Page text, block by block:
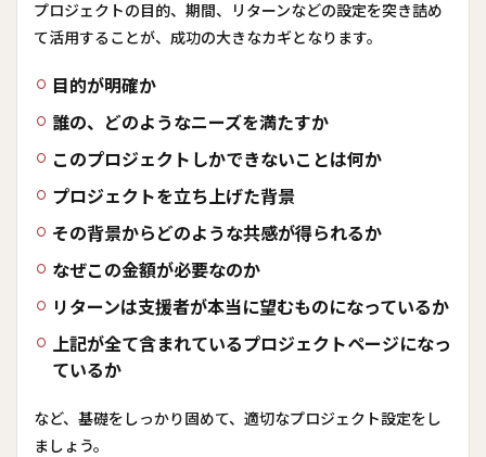
プロジェクトの目的、期間、リターンなどの設定を突き詰め
て活用することが、成功の大きなカギとなります。
目的が明確か
誰の、どのようなニーズを満たすか
このプロジェクトしかできないことは何か
プロジェクトを立ち上げた背景
その背景からどのような共感が得られるか
なぜこの金額が必要なのか
リターンは支援者が本当に望むものになっているか
上記が全て含まれているプロジェクトページになっ
ているか
など、基礎をしっかり固めて、適切なプロジェクト設定をし
ましょう。